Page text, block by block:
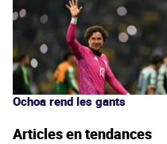
Ochoa rend les gants
Articles en tendances